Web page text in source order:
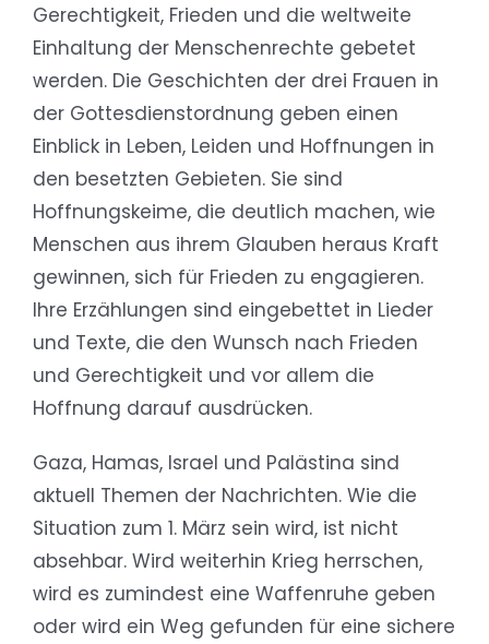
Gerechtigkeit, Frieden und die weltweite
Einhaltung der Menschenrechte gebetet
werden. Die Geschichten der drei Frauen in
der Gottesdienstordnung geben einen
Einblick in Leben, Leiden und Hoffnungen in
den besetzten Gebieten. Sie sind
Hoffnungskeime, die deutlich machen, wie
Menschen aus ihrem Glauben heraus Kraft
gewinnen, sich für Frieden zu engagieren.
Ihre Erzählungen sind eingebettet in Lieder
und Texte, die den Wunsch nach Frieden
und Gerechtigkeit und vor allem die
Hoffnung darauf ausdrücken.
Gaza, Hamas, Israel und Palästina sind
aktuell Themen der Nachrichten. Wie die
Situation zum 1. März sein wird, ist nicht
absehbar. Wird weiterhin Krieg herrschen,
wird es zumindest eine Waffenruhe geben
oder wird ein Weg gefunden für eine sichere